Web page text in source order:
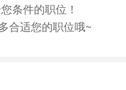
条件的职位！
合适您的职位哦~